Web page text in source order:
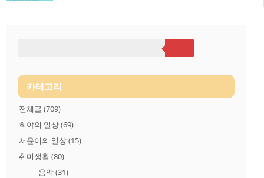
이용 시기본 M포인트 적립 온라인쇼핑 시 추가 M포인트 1~10%
적립 현대카드 홈페이지를 통해 접속 후 제휴온라인쇼핑몰 결제
시에만 적용 현대·기아차 구매 시 특별 M포인트 1.5% 적립 신차
카테고리
전체글 (709)
희야의 일상(69)
서윤이의 일상(15)
취미생활(80)
음악(31)